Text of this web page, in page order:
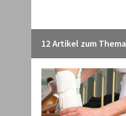
12 Artikel zum Thema